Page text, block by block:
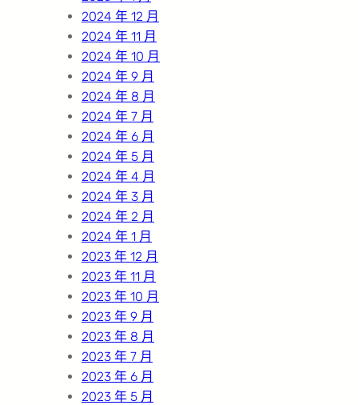
2024 年 12 月
2024 年 11 月
2024 年 10 月
2024 年 9 月
2024 年 8 月
2024 年 7 月
2024 年 6 月
2024 年 5 月
2024 年 4 月
2024 年 3 月
2024 年 2 月
2024 年 1 月
2023 年 12 月
2023 年 11 月
2023 年 10 月
2023 年 9 月
2023 年 8 月
2023 年 7 月
2023 年 6 月
2023 年 5 月